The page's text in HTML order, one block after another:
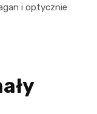
i optycznie